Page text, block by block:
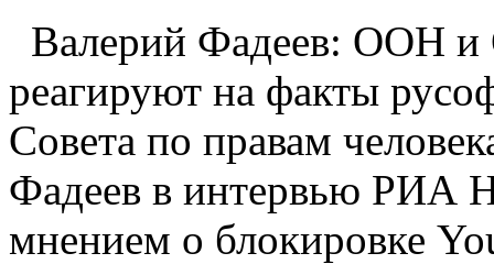
Валерий Фадеев: ООН и
реагируют на факты
Совета по правам
Фадеев в интервью РИА
мнением о блокировке